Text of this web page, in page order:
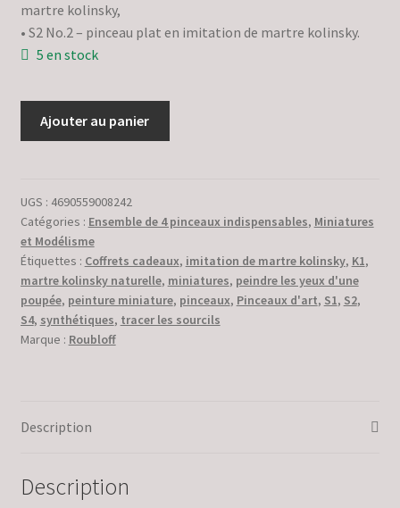
martre kolinsky,
• S2 No.2 – pinceau plat en imitation de martre kolinsky.
5 en stock
7
:
quatre
pinceaux
essentiels
pour
la
-
Ajouter au panier
UGS : 4690559008242
Catégories : Ensemble de 4 pinceaux indispensables, Miniatures
et Modélisme
Étiquettes : Coffrets cadeaux, imitation de martre kolinsky, K1,
martre kolinsky naturelle, miniatures, peindre les yeux d'une
poupée, peinture miniature, pinceaux, Pinceaux d'art, S1, S2,
S4, synthétiques, tracer les sourcils
Marque : Roubloff
Description
Description